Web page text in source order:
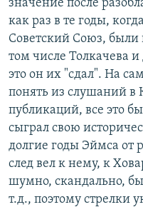
значение после
как раз в те годы,
Советский Союз, были
том числе Толкачева
это он их "сдал". На
понять из слушаний в
публикаций, все это
сыграл свою
долгие годы Эймса от
след вел к нему, к
шумно, скандально,
т.д., поэтому стрелки